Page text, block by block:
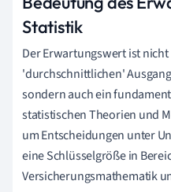
Statistik
Der Erwartungswert ist
'durchschnittlichen'
sondern auch ein
statistischen Theorien und
um Entscheidungen unter
eine Schlüsselgröße in
Versicherungsmathematik